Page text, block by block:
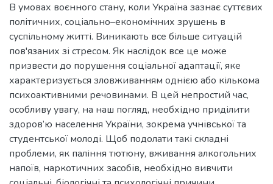
В умовах воєнного стану, коли Україна зазнає суттєвих
політичних, соціально–економічних зрушень в
суспільному житті. Виникають все більше ситуацій
пов'язаних зі стресом. Як наслідок все це може
призвести до порушення соціальної адаптації, яке
характеризується зловживанням однією або кількома
психоактивними речовинами. В цей непростий час,
особливу увагу, на наш погляд, необхідно приділити
здоров’ю населення України, зокрема учнівської та
студентської молоді. Щоб подолати такі складні
проблеми, як паління тютюну, вживання алкогольних
напоїв, наркотичних засобів, необхідно вивчити